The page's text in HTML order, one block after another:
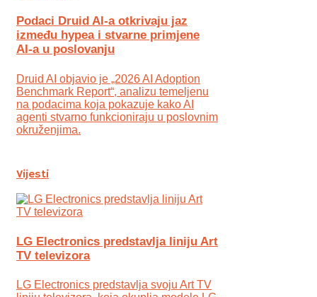
Podaci Druid AI-a otkrivaju jaz
između hypea i stvarne primjene
AI-a u poslovanju
Druid AI objavio je „2026 AI Adoption
Benchmark Report“, analizu temeljenu
na podacima koja pokazuje kako AI
agenti stvarno funkcioniraju u poslovnim
okruženjima.
Vijesti
LG Electronics predstavlja liniju Art
TV televizora
LG Electronics predstavlja svoju Art TV